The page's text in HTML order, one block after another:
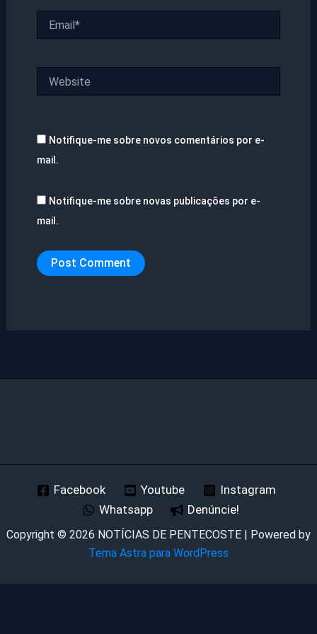
Notifique-me sobre novos comentários por e-
mail.
Notifique-me sobre novas publicações por e-
mail.
Facebook Youtube
Instagram
Whatsapp
Denúncie!
Copyright © 2026 NOTÍCIAS DE PENTECOSTE | Powered by
Tema Astra para WordPress